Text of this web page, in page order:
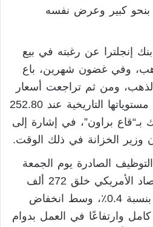
بنحو كبير وعرض نفسه
أعلن بنك إنجلترا عن رغبته في بيع
وفي غضون شهرين، باع
طنًا من الذهب، ومن ثم تراجعت أسعار
الذهب الأسعار إلى أدنى مستوياتها التاريخية عند 252.80
بـ“قاع براون”، في إشارة إلى
وزير الخزانة في ذلك الوقت.
التوظيف الصادرة يوم الجمعة
الماضية كشفت أن الاقتصاد الأمريكي خلق 272 ألف
وظيفة، وارتفعت الأجور بنسبة 0.4٪، وسط انخفاض
وارتفاعًا في العمل بدوام